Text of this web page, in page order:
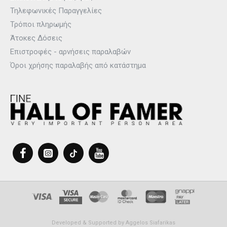
είναι ιδανικά για πιο ενεργητικές προπονήσεις.
Αν προτιμά κάτι πιο παιχνιδιάρικο, μπορεί να δημιουργήσει το
δικό της μοναδικό στυλ με μπικίνι, επιλέγοντας ανάμεσα σε
ένα ευρύ φάσμα από τοπ και κάτω μέρη,
Ενθάρρυνε την μικρή σου να διαλέξει το μαγιό που ταιριάζει
καλοκαιρινές περιπέτειες με στυλ και κυρίως με άνεση κάθε
στιγμή κοντά στο νερό.
Μαγιό για Κορίτσια - Εφαρμογή
Τηλεφωνικές Παραγγελίες
Τρόποι πληρωμής
Άτοκες Δόσεις
Επιστροφές - αρνήσεις παραλαβών
Όροι χρήσης παραλαβής από κατάστημα
Developed & Supported by Aggelos Siafarikas